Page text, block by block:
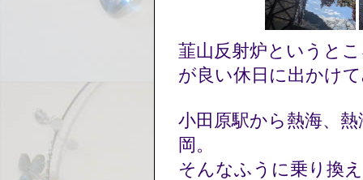
韮山反射炉というと
が良い休日に出かけ
小田原駅から熱海、
岡。
そんなふうに乗り換